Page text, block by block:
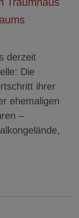
derzeit
Die
ihrer
ehemaligen
–